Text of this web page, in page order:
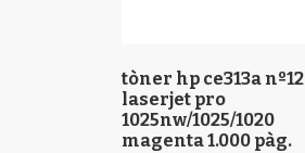
tòner hp ce313a
laserjet pro
1025nw/1025/1020
magenta 1.000 pàg.